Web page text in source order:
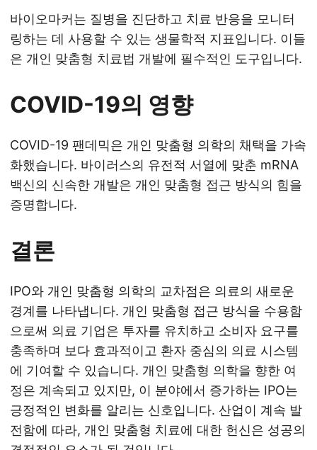
바이오마커는 질병을 진단하고 치료 반응을 모니터
링하는 데 사용할 수 있는 생물학적 지표입니다. 이들
은 개인 맞춤형 치료법 개발에 필수적인 도구입니다.
COVID-19의 영향
COVID-19 팬데믹은 개인 맞춤형 의학의 채택을 가속
화했습니다. 바이러스의 유전적 서열에 맞춘 mRNA
백신의 신속한 개발은 개인 맞춤형 접근 방식의 힘을
증명합니다.
결론
IPO와 개인 맞춤형 의학의 교차점은 의료의 새로운
경계를 나타냅니다. 개인 맞춤형 접근 방식을 수용함
으로써 의료 기업은 투자를 유치하고 소비자 요구를
충족하며 보다 효과적이고 환자 중심의 의료 시스템
에 기여할 수 있습니다. 개인 맞춤형 의학을 향한 여
정은 계속되고 있지만, 이 분야에서 증가하는 IPO는
긍정적인 변화를 알리는 신호입니다. 산업이 계속 발
전함에 따라, 개인 맞춤형 치료에 대한 헌신은 성공의